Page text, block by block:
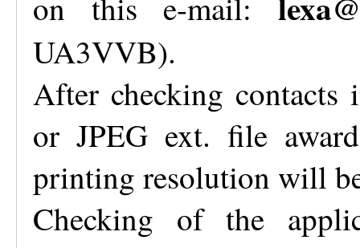
UA3VVB).
After checking
or JPEG ext. file
printing resolution will
Checking of the